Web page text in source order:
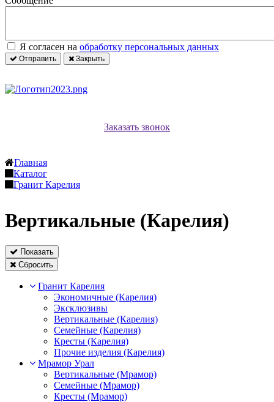
Я согласен на обработку персональных данных
Отправить Закрыть
Заказать звонок
Главная
Каталог
Гранит Карелия
Вертикальные (Карелия)
Показать
Сбросить
Гранит Карелия
Экономичные (Карелия)
Эксклюзивы
Вертикальные (Карелия)
Семейные (Карелия)
Кресты (Карелия)
Прочие изделия (Карелия)
Мрамор Урал
Вертикальные (Мрамор)
Семейные (Мрамор)
Кресты (Мрамор)